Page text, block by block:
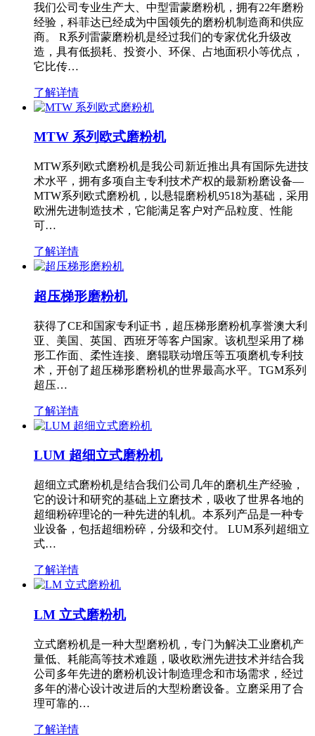
我们公司专业生产大、中型雷蒙磨粉机，拥有22年磨粉
经验，科菲达已经成为中国领先的磨粉机制造商和供应
商。 R系列雷蒙磨粉机是经过我们的专家优化升级改
造，具有低损耗、投资小、环保、占地面积小等优点，
它比传…
了解详情
MTW 系列欧式磨粉机
MTW系列欧式磨粉机是我公司新近推出具有国际先进技
术水平，拥有多项自主专利技术产权的最新粉磨设备—
MTW系列欧式磨粉机，以悬辊磨粉机9518为基础，采用
欧洲先进制造技术，它能满足客户对产品粒度、性能
可…
了解详情
超压梯形磨粉机
获得了CE和国家专利证书，超压梯形磨粉机享誉澳大利
亚、美国、英国、西班牙等客户国家。该机型采用了梯
形工作面、柔性连接、磨辊联动增压等五项磨机专利技
术，开创了超压梯形磨粉机的世界最高水平。TGM系列
超压…
了解详情
LUM 超细立式磨粉机
超细立式磨粉机是结合我们公司几年的磨机生产经验，
它的设计和研究的基础上立磨技术，吸收了世界各地的
超细粉碎理论的一种先进的轧机。本系列产品是一种专
业设备，包括超细粉碎，分级和交付。 LUM系列超细立
式…
了解详情
LM 立式磨粉机
立式磨粉机是一种大型磨粉机，专门为解决工业磨机产
量低、耗能高等技术难题，吸收欧洲先进技术并结合我
公司多年先进的磨粉机设计制造理念和市场需求，经过
多年的潜心设计改进后的大型粉磨设备。立磨采用了合
理可靠的…
了解详情